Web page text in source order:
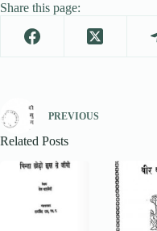
Share this page:
PREVIOUS
Related Posts